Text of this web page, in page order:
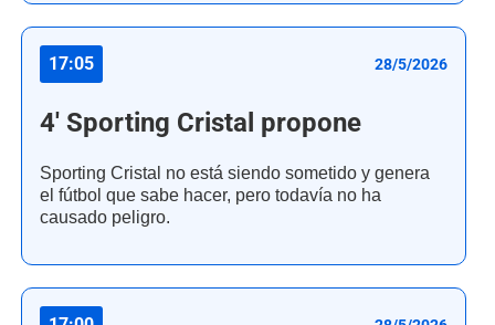
17:05 28/5/2026
4' Sporting Cristal propone
Sporting Cristal no está siendo sometido y genera
el fútbol que sabe hacer, pero todavía no ha
causado peligro.